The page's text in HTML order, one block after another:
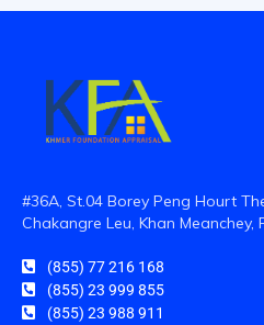
#36A, St.04 Borey Peng Hourt
Chakangre Leu, Khan Meanchey,
(855) 77 216 168
(855) 23 999 855
(855) 23 988 911